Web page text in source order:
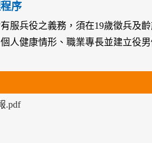
序
服兵役之義務，須在19歲徵兵及
人健康情形、職業專長並建立役
.pdf